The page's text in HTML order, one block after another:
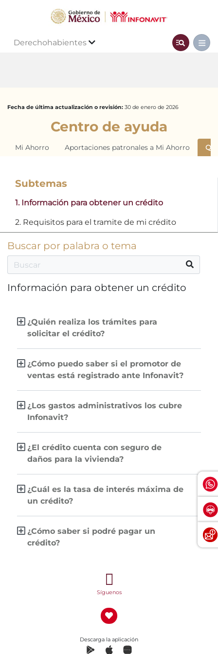
Derechohabientes
Fecha de última actualización o revisión: 30 de enero de 2026
Centro de ayuda
Mi Ahorro Aportaciones patronales a Mi Ahorro
Subtemas
1. Información para obtener un crédito
2. Requisitos para el tramite de mi crédito
Buscar por palabra o tema
Información para obtener un crédito
¿Quién realiza los trámites para
solicitar el crédito?
¿Cómo puedo saber si el promotor de
ventas está registrado ante Infonavit?
¿Los gastos administrativos los cubre
Infonavit?
¿El crédito cuenta con seguro de
daños para la vivienda?
¿Cuál es la tasa de interés máxima de
un crédito?
¿Cómo saber si podré pagar un
crédito?
Síguenos
Descarga la aplicación